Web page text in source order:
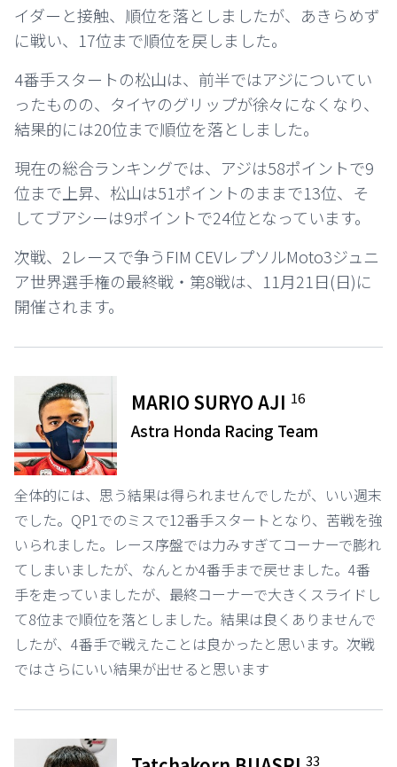
イダーと接触、順位を落としましたが、あきらめず
に戦い、17位まで順位を戻しました。
4番手スタートの松山は、前半ではアジについてい
ったものの、タイヤのグリップが徐々になくなり、
結果的には20位まで順位を落としました。
現在の総合ランキングでは、アジは58ポイントで9
位まで上昇、松山は51ポイントのままで13位、そ
してブアシーは9ポイントで24位となっています。
次戦、2レースで争うFIM CEVレプソルMoto3ジュニ
ア世界選手権の最終戦・第8戦は、11月21日(日)に
開催されます。
MARIO SURYO AJI 16
Astra Honda Racing Team
全体的には、思う結果は得られませんでしたが、いい週末
でした。QP1でのミスで12番手スタートとなり、苦戦を強
いられました。レース序盤では力みすぎてコーナーで膨れ
てしまいましたが、なんとか4番手まで戻せました。4番
手を走っていましたが、最終コーナーで大きくスライドし
て8位まで順位を落としました。結果は良くありませんで
したが、4番手で戦えたことは良かったと思います。次戦
ではさらにいい結果が出せると思います
33